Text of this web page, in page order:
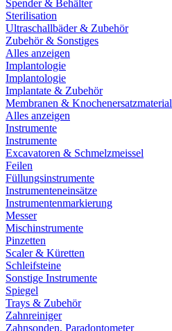
Spender & Behälter
Sterilisation
Ultraschallbäder & Zubehör
Zubehör & Sonstiges
Alles anzeigen
Implantologie
Implantologie
Implantate & Zubehör
Membranen & Knochenersatzmaterial
Alles anzeigen
Instrumente
Instrumente
Excavatoren & Schmelzmeissel
Feilen
Füllungsinstrumente
Instrumenteneinsätze
Instrumentenmarkierung
Messer
Mischinstrumente
Pinzetten
Scaler & Küretten
Schleifsteine
Sonstige Instrumente
Spiegel
Trays & Zubehör
Zahnreiniger
Zahnsonden, Paradontometer